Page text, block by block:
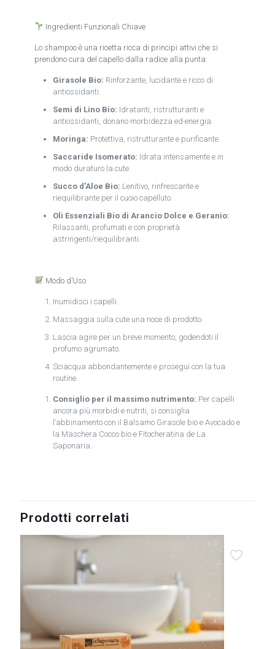
Ingredienti Funzionali Chiave
Lo shampoo è una ricetta ricca di principi attivi che si
prendono cura del capello dalla radice alla punta:
Girasole Bio: Rinforzante, lucidante e ricco di
antiossidanti.
Semi di Lino Bio: Idratanti, ristrutturanti e
antiossidanti, donano morbidezza ed energia.
Moringa: Protettiva, ristrutturante e purificante.
Saccaride Isomerato: Idrata intensamente e in
modo duraturo la cute.
Succo d’Aloe Bio: Lenitivo, rinfrescante e
riequilibrante per il cuoio capelluto.
Oli Essenziali Bio di Arancio Dolce e Geranio:
Rilassanti, profumati e con proprietà
astringenti/riequilibranti.
Modo d’Uso
Inumidisci i capelli.
Massaggia sulla cute una noce di prodotto.
Lascia agire per un breve momento, godendoti il
profumo agrumato.
Sciacqua abbondantemente e prosegui con la tua
routine
Consiglio per il massimo nutrimento: Per capelli
ancora più morbidi e nutriti, si consiglia
l’abbinamento con il Balsamo Girasole bio e Avocado e
la Maschera Cocco bio e Fitocheratina de La
Saponaria.
Prodotti correlati